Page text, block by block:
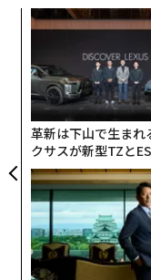
革新は下山で生ま
クサスが新型TZと
た「DISCOVER」の